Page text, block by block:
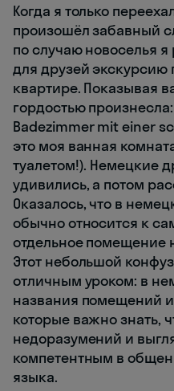
Когда я только
произошёл забавный
по случаю новоселья
для друзей экскурсию
квартире. Показывая
гордостью
Badezimmer mit einer
это моя ванная
туалетом!). Немецкие
удивились, а потом
Оказалось, что в
обычно относится к
отдельное помещение
Этот небольшой
отличным уроком: в
названия помещений
которые важно знать,
недоразумений и
компетентным в
языка.